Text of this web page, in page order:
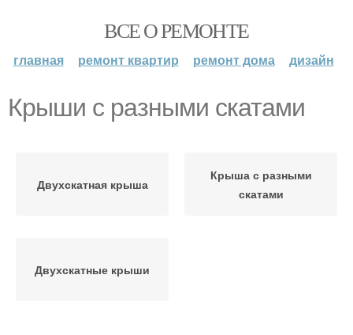
ВСЕ О РЕМОНТЕ
главная ремонт квартир ремонт дома дизайн
Крыши с разными скатами
Двухскатная крыша
Крыша с разными
скатами
Двухскатные крыши